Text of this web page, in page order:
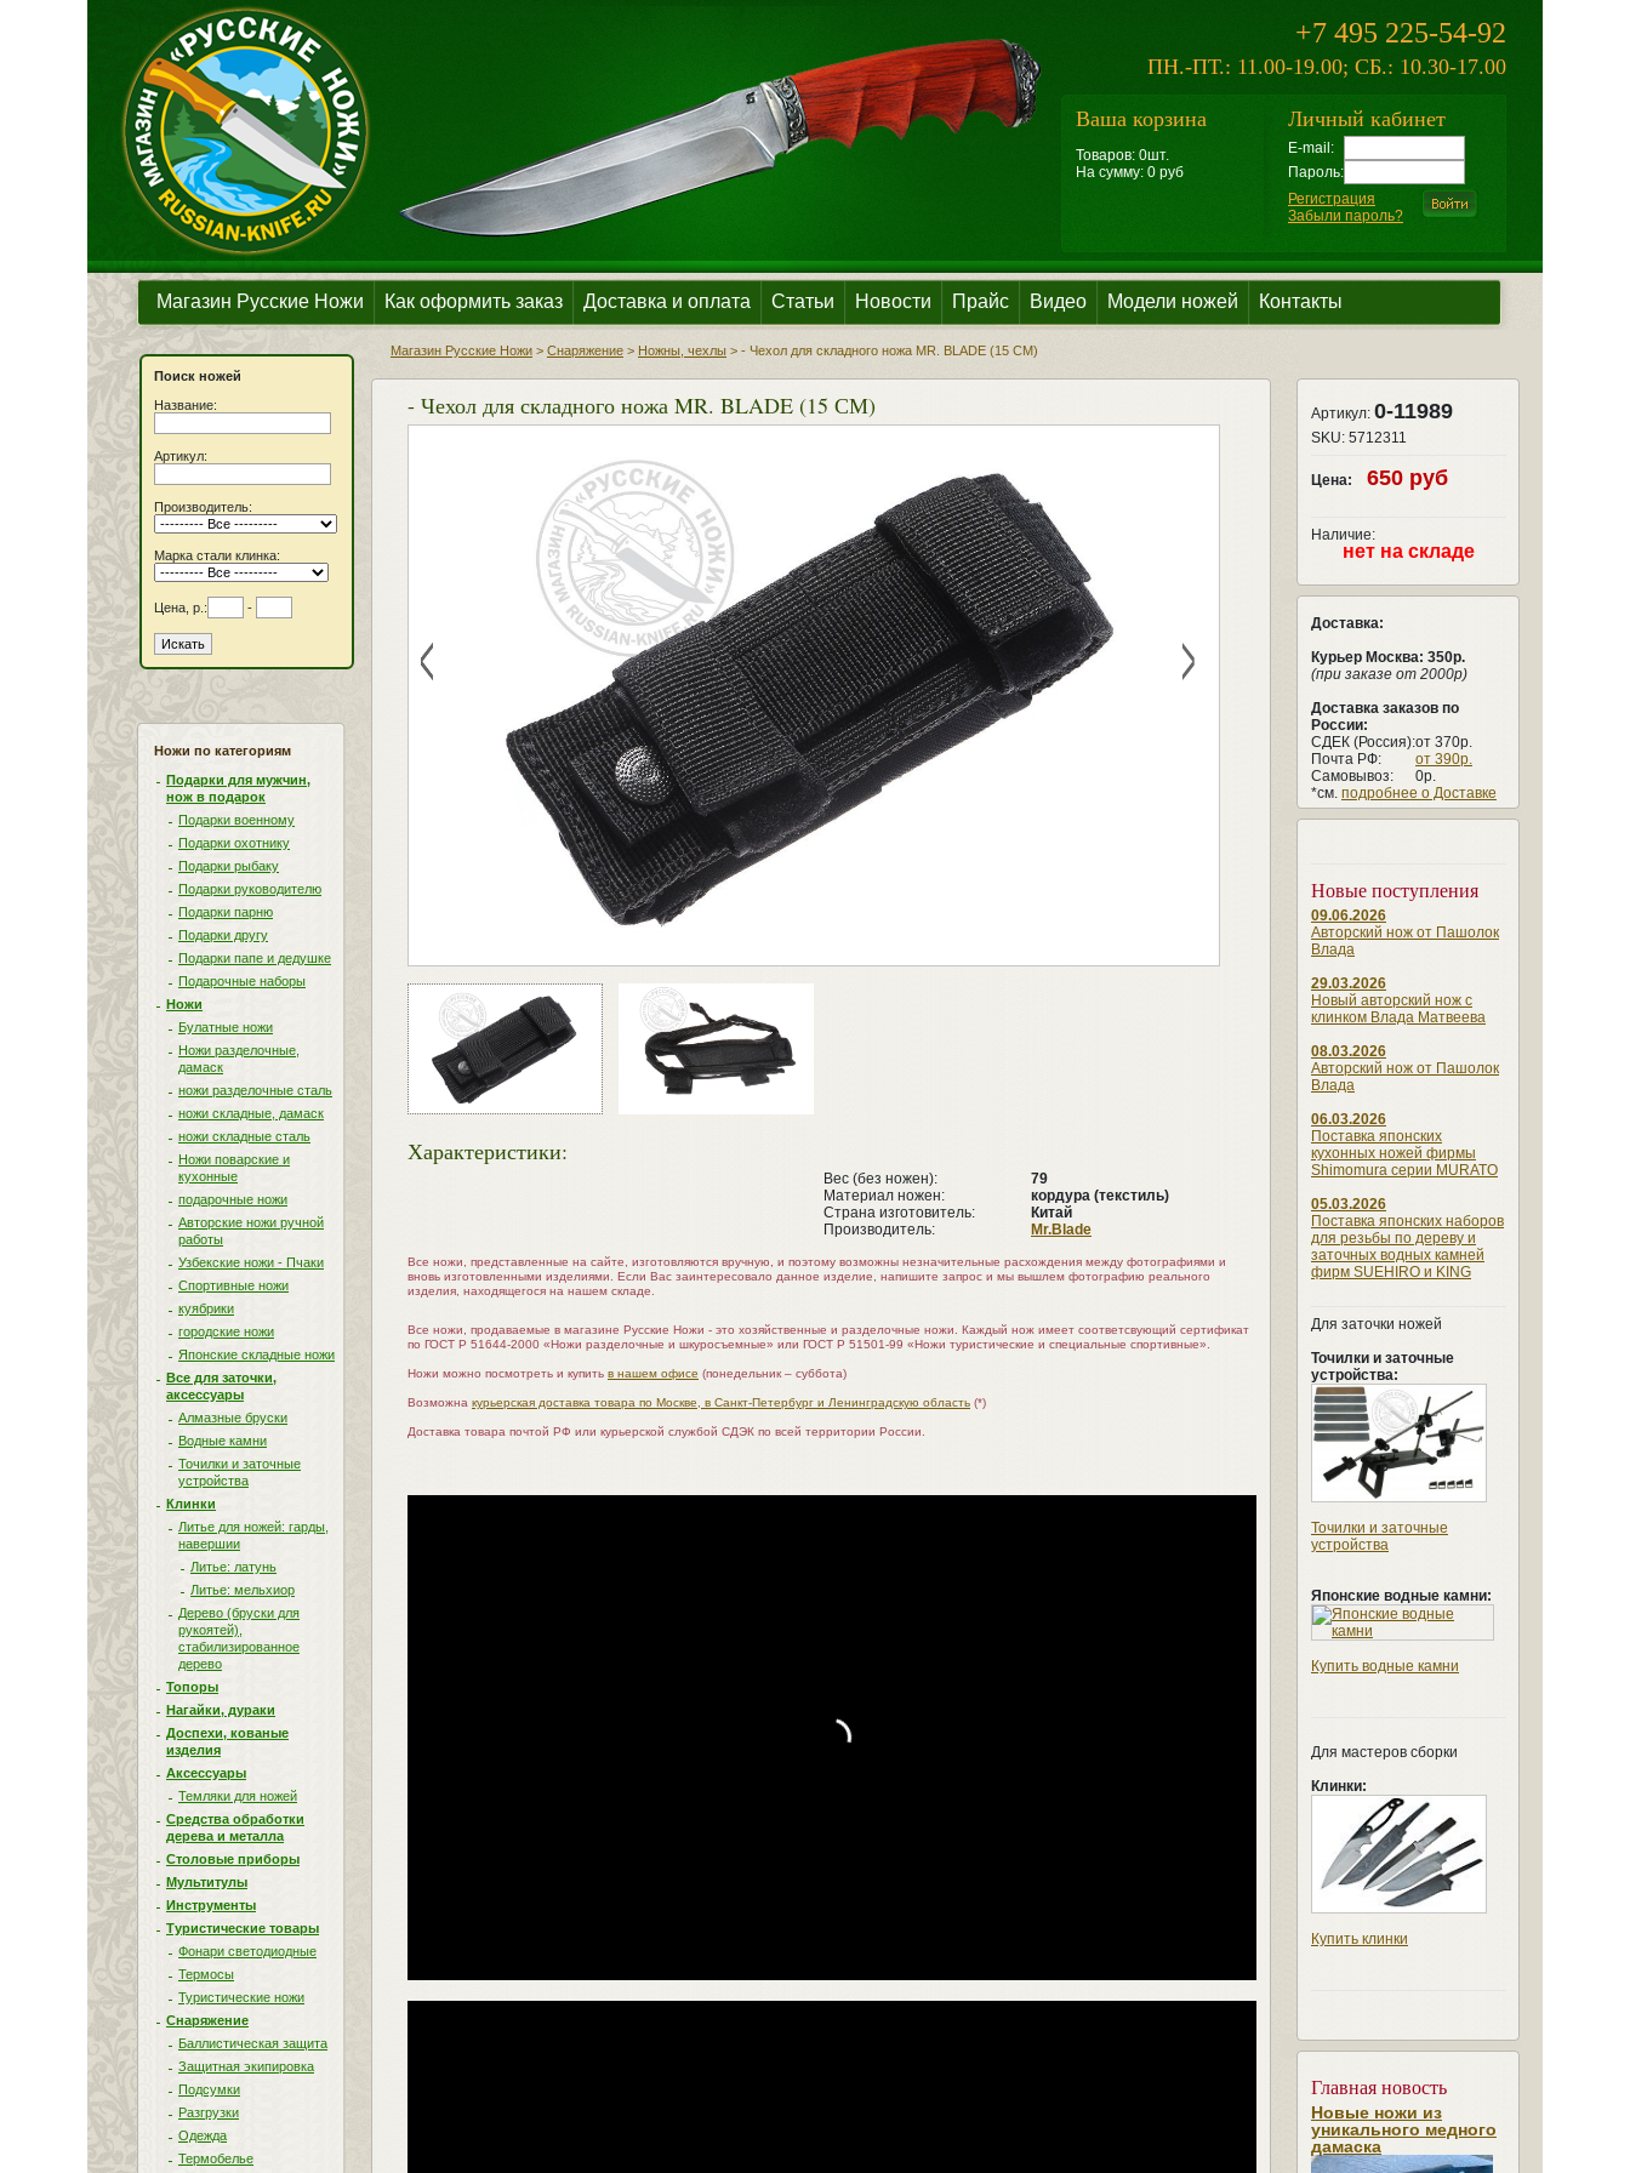
+7 495 225-54-92
ПН.-ПТ.: 11.00-19.00; СБ.: 10.30-17.00
Ваша корзина
Товаров: 0шт.
На сумму: 0 руб
Личный кабинет
E-mail:
Пароль:
Регистрация
Забыли пароль?
Магазин Русские Ножи Как оформить заказ Доставка и оплата Статьи Новости Прайс Видео Модели ножей Контакты
Поиск ножей
Название:
Артикул:
Производитель:
Марка стали клинка:
Цена, р.: -
Ножи по категориям
Подарки для мужчин,
нож в подарок
Подарки военному
Подарки охотнику
Подарки рыбаку
Подарки руководителю
Подарки парню
Подарки другу
Подарки папе и дедушке
Подарочные наборы
Ножи
Булатные ножи
Ножи разделочные,
дамаск
ножи разделочные сталь
ножи складные, дамаск
ножи складные сталь
Ножи поварские и
кухонные
подарочные ножи
Авторские ножи ручной
работы
Узбекские ножи - Пчаки
Спортивные ножи
куябрики
городские ножи
Японские складные ножи
Все для заточки,
аксессуары
Алмазные бруски
Водные камни
Точилки и заточные
устройства
Клинки
Литье для ножей: гарды,
навершии
Литье: латунь
Литье: мельхиор
Дерево (бруски для
рукоятей),
стабилизированное
дерево
Топоры
Нагайки, дураки
Доспехи, кованые
изделия
Аксессуары
Темляки для ножей
Средства обработки
дерева и металла
Столовые приборы
Мультитулы
Инструменты
Туристические товары
Фонари светодиодные
Термосы
Туристические ножи
Снаряжение
Баллистическая защита
Защитная экипировка
Подсумки
Разгрузки
Одежда
Термобелье
Магазин Русские Ножи > Снаряжение > Ножны, чехлы > - Чехол для складного ножа MR. BLADE (15 СМ)
- Чехол для складного ножа MR. BLADE (15 СМ)
< >
Характеристики:
Вес (без ножен):
79
Материал ножен:
кордура (текстиль)
Страна изготовитель:
Китай
Производитель:
Mr.Blade
Все ножи, представленные на сайте, изготовляются вручную, и поэтому возможны незначительные расхождения между фотографиями и
вновь изготовленными изделиями. Если Вас заинтересовало данное изделие, напишите запрос и мы вышлем фотографию реального
изделия, находящегося на нашем складе.
Все ножи, продаваемые в магазине Русские Ножи - это хозяйственные и разделочные ножи. Каждый нож имеет соответсвующий сертификат
по ГОСТ Р 51644-2000 «Ножи разделочные и шкуросъемные» или ГОСТ Р 51501-99 «Ножи туристические и специальные спортивные».
Ножи можно посмотреть и купить в нашем офисе (понедельник – суббота)
Возможна курьерская доставка товара по Москве, в Санкт-Петербург и Ленинградскую область (*)
Доставка товара почтой РФ или курьерской службой СДЭК по всей территории России.
Артикул: 0-11989
SKU: 5712311
Цена: 650 руб
Наличие:
нет на складе
Доставка:
Курьер Москва: 350р.
(при заказе от 2000р)
Доставка заказов по
России:
СДЕК (Россия):от 370р.
Почта РФ:
от 390р.
Самовывоз:
0р.
*см. подробнее о Доставке
Новые поступления
09.06.2026
Авторский нож от Пашолок
Влада
29.03.2026
Новый авторский нож с
клинком Влада Матвеева
08.03.2026
Авторский нож от Пашолок
Влада
06.03.2026
Поставка японских
кухонных ножей фирмы
Shimomura серии MURATO
05.03.2026
Поставка японских наборов
для резьбы по дереву и
заточных водных камней
фирм SUEHIRO и KING
Для заточки ножей
Точилки и заточные
устройства:
Точилки и заточные
устройства
Японские водные камни:
Купить водные камни
Для мастеров сборки
Клинки:
Купить клинки
Главная новость
Новые ножи из
уникального медного
дамаска